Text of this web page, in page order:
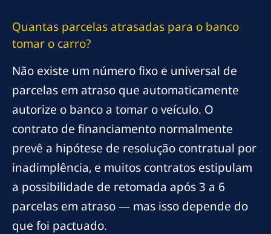
Quantas parcelas atrasadas para o banco
tomar o carro?
Não existe um número fixo e universal de
parcelas em atraso que automaticamente
autorize o banco a tomar o veículo. O
contrato de financiamento normalmente
prevê a hipótese de resolução contratual por
inadimplência, e muitos contratos estipulam
a possibilidade de retomada após 3 a 6
parcelas em atraso — mas isso depende do
que foi pactuado.